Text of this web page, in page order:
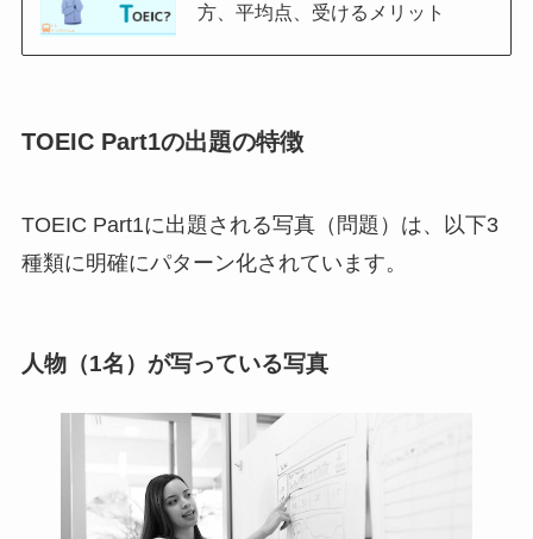
方、平均点、受けるメリット
TOEIC Part1の出題の特徴
TOEIC Part1に出題される写真（問題）は、以下3
種類に明確にパターン化されています。
人物（1名）が写っている写真